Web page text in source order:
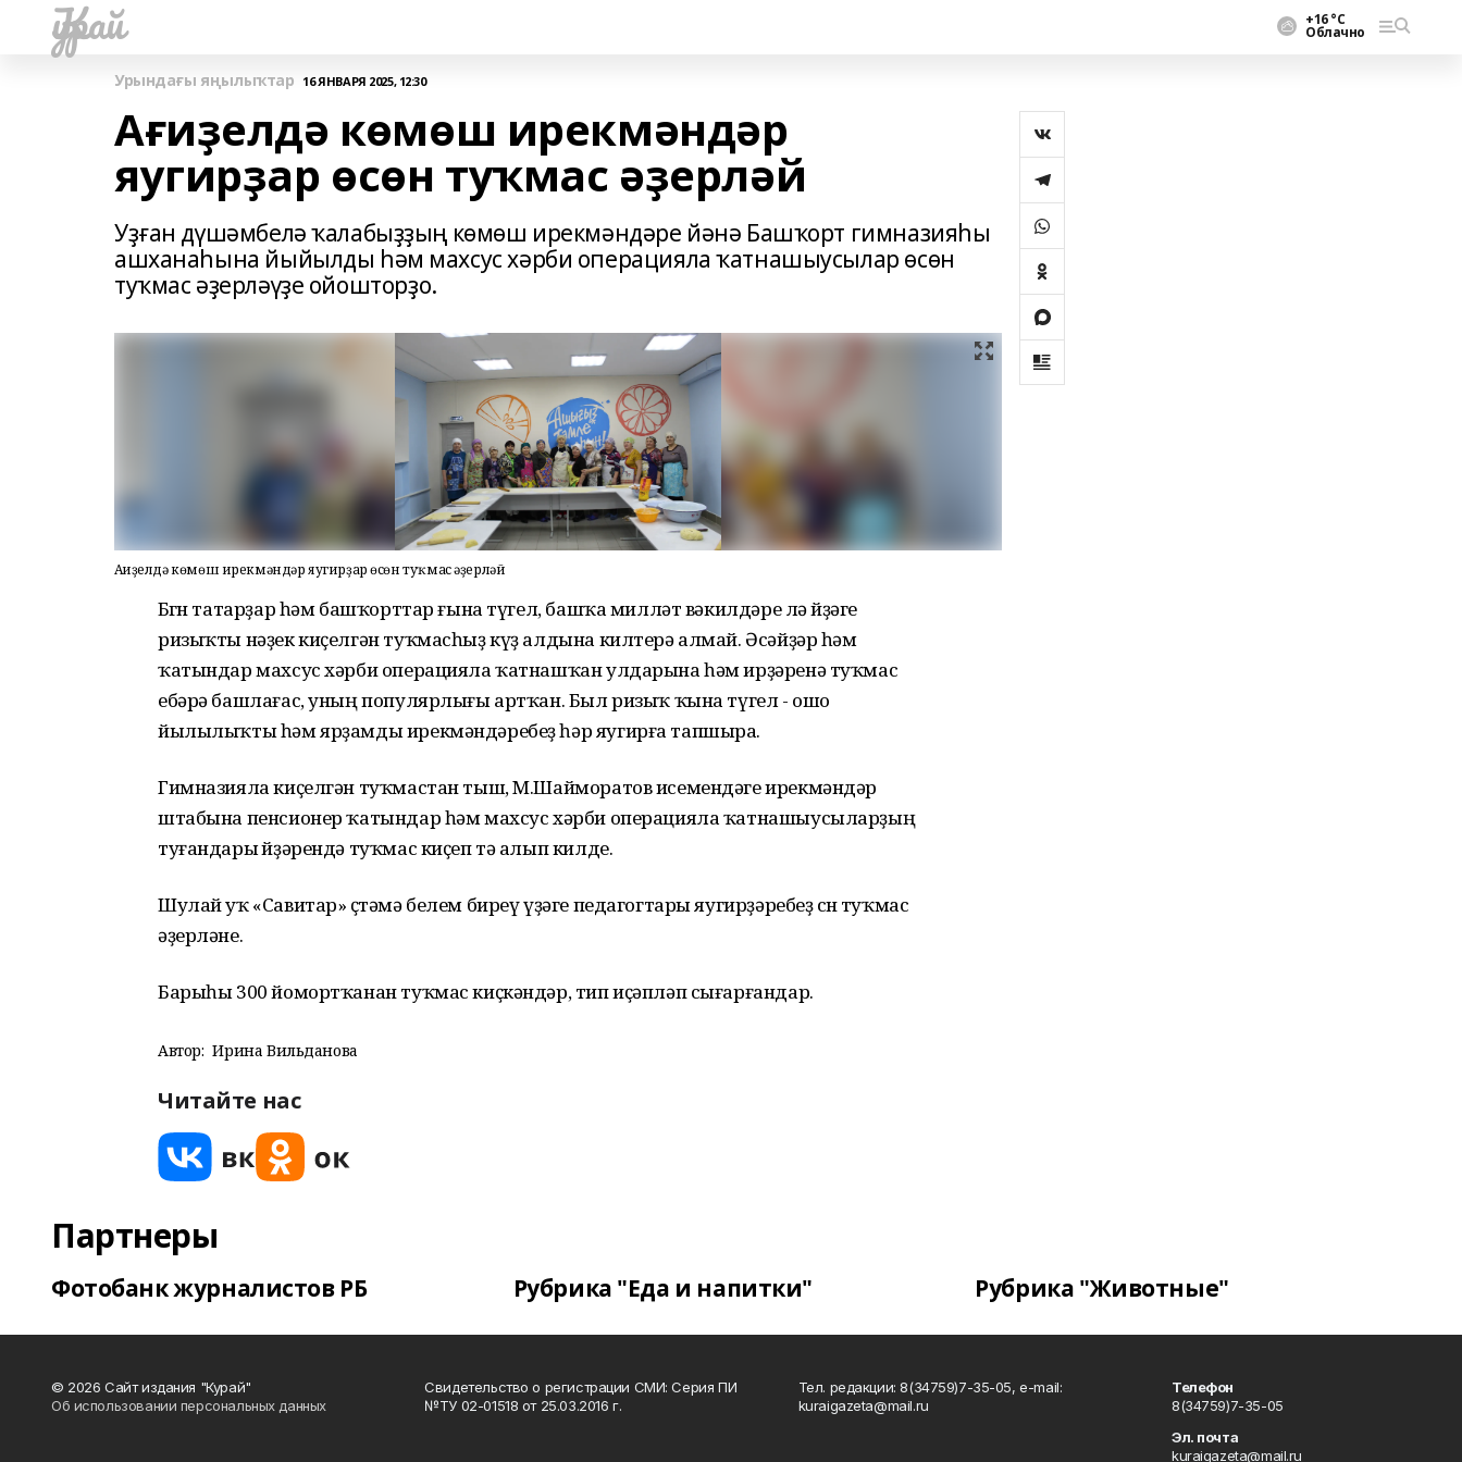
Ҡурай +16 °С
Облачно
Урындағы яңылыҡтар 16 ЯНВАРЯ 2025, 12:30
Ағиҙелдә көмөш ирекмәндәр
яугирҙар өсөн туҡмас әҙерләй
Уҙған дүшәмбелә ҡалабыҙҙың көмөш ирекмәндәре йәнә Башҡорт гимназияһы
ашханаһына йыйылды һәм махсус хәрби операцияла ҡатнашыусылар өсөн
туҡмас әҙерләүҙе ойошторҙо.
Ағиҙелдә көмөш ирекмәндәр яугирҙар өсөн туҡмас әҙерләй
Бөгөн татарҙар һәм башҡорттар ғына түгел, башҡа милләт вәкилдәре лә өйҙәге
ризыҡты нәҙек киҫелгән туҡмасһыҙ күҙ алдына килтерә алмай. Әсәйҙәр һәм
ҡатындар махсус хәрби операцияла ҡатнашҡан улдарына һәм ирҙәренә туҡмас
ебәрә башлағас, уның популярлығы артҡан. Был ризыҡ ҡына түгел - ошо
йылылыҡты һәм ярҙамды ирекмәндәребеҙ һәр яугирға тапшыра.
Гимназияла киҫелгән туҡмастан тыш, М.Шайморатов исемендәге ирекмәндәр
штабына пенсионер ҡатындар һәм махсус хәрби операцияла ҡатнашыусыларҙың
туғандары өйҙәрендә туҡмас киҫеп тә алып килде.
Шулай уҡ «Савитар» өҫтәмә белем биреү үҙәге педагогтары яугирҙәребеҙ өсөн туҡмас
әҙерләне.
Барыһы 300 йомортҡанан туҡмас киҫкәндәр, тип иҫәпләп сығарғандар.
Автор: Ирина Вильданова
Читайте нас
Партнеры
Фотобанк журналистов РБ Рубрика "Еда и напитки" Рубрика "Животные"
© 2026 Сайт издания "Курай"
Об использовании персональных данных
Свидетельство о регистрации СМИ: Серия ПИ
№ТУ 02-01518 от 25.03.2016 г.
Тел. редакции: 8(34759)7-35-05, e-mail:
kuraigazeta@mail.ru
Телефон
8(34759)7-35-05
Эл. почта
kuraigazeta@mail.ru